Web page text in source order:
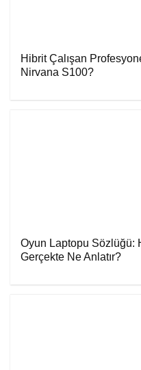
Hibrit Çalışan
Nirvana S100?
Oyun Laptopu Sözlüğü:
Gerçekte Ne Anlatır?